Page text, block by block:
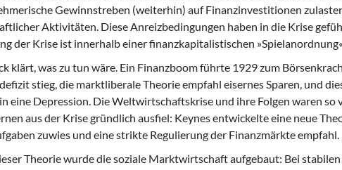
Gewinnstreben (weiterhin) auf Finanzinvestitionen
Aktivitäten. Diese Anreizbedingungen haben in die Krise
der Krise ist innerhalb einer finanzkapitalistischen
klärt, was zu tun wäre. Ein Finanzboom führte 1929 zum
stieg, die marktliberale Theorie empfahl eisernes Sparen, und
eine Depression. Die Weltwirtschaftskrise und ihre Folgen waren so
aus der Krise gründlich ausfiel: Keynes entwickelte eine neue
zuwies und eine strikte Regulierung der Finanzmärkte empfahl.
Theorie wurde die soziale Marktwirtschaft aufgebaut: Bei